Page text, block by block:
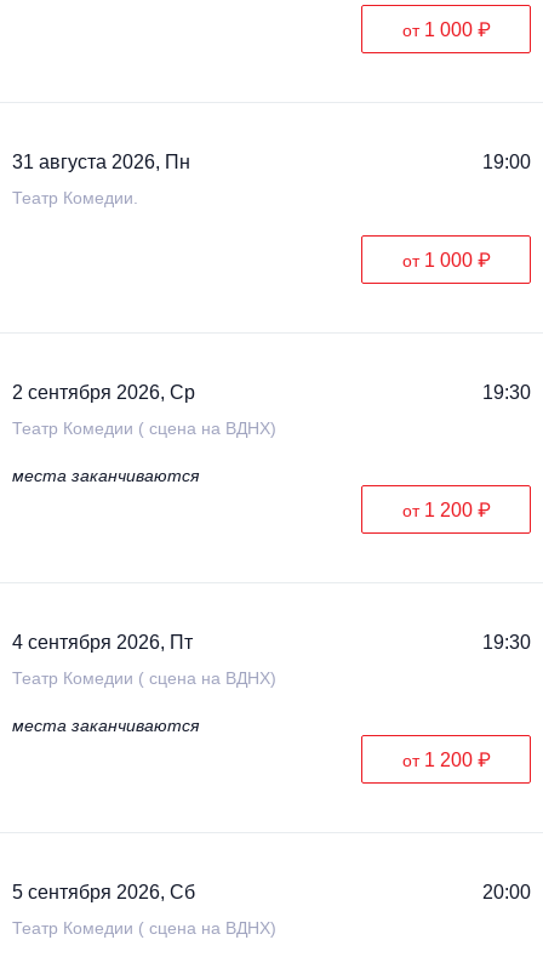
от 1 000 ₽
31 августа 2026, Пн 19:00
Театр Комедии.
от 1 000 ₽
2 сентября 2026, Ср 19:30
Театр Комедии ( сцена на ВДНХ)
места заканчиваются
от 1 200 ₽
4 сентября 2026, Пт 19:30
Театр Комедии ( сцена на ВДНХ)
места заканчиваются
от 1 200 ₽
5 сентября 2026, Сб 20:00
Театр Комедии ( сцена на ВДНХ)